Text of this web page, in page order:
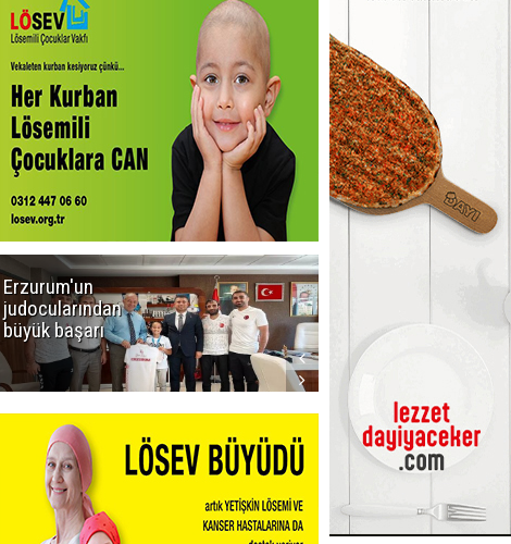
Erzurum'un
judocularından
büyük başarı